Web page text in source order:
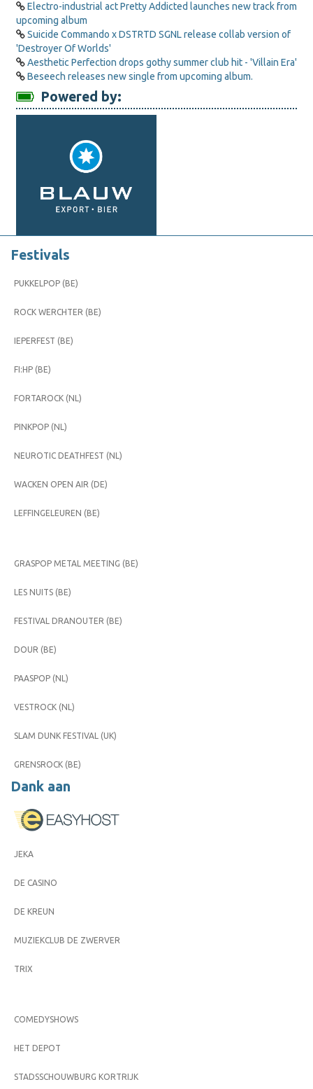
Electro-industrial act Pretty Addicted launches new track from
upcoming album
Suicide Commando x DSTRTD SGNL release collab version of
'Destroyer Of Worlds'
Aesthetic Perfection drops gothy summer club hit - 'Villain Era'
Beseech releases new single from upcoming album.
Powered by:
Festivals
PUKKELPOP (BE)
ROCK WERCHTER (BE)
IEPERFEST (BE)
FI:HP (BE)
FORTAROCK (NL)
PINKPOP (NL)
NEUROTIC DEATHFEST (NL)
WACKEN OPEN AIR (DE)
LEFFINGELEUREN (BE)
GRASPOP METAL MEETING (BE)
LES NUITS (BE)
FESTIVAL DRANOUTER (BE)
DOUR (BE)
PAASPOP (NL)
VESTROCK (NL)
SLAM DUNK FESTIVAL (UK)
GRENSROCK (BE)
Dank aan
JEKA
DE CASINO
DE KREUN
MUZIEKCLUB DE ZWERVER
TRIX
COMEDYSHOWS
HET DEPOT
STADSSCHOUWBURG KORTRIJK